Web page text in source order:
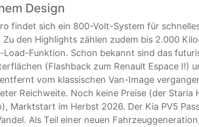
Design
findet sich ein 800-Volt-System für
den Highlights zählen zudem bis 2.000
Funktion. Schon bekannt sind das
(Flashback zum Renault Espace I!)
vom klassischen Van-Image
Reichweite. Noch keine Preise (der Staria
Marktstart im Herbst 2026. Der Kia PV5
Als Teil einer neuen